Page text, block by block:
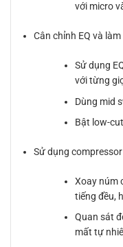
với micro
Cân chỉnh EQ và
Sử dụng
với từng
Dùng mid
Bật low-
Sử dụng
Xoay núm
tiếng đều,
Quan sát
mất tự